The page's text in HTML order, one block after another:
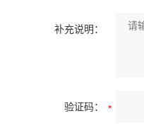
补充说明：
验证码：